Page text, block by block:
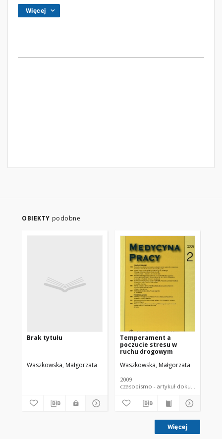
Więcej
OBIEKTY podobne
Brak tytułu
Waszkowska, Małgorzata
Temperament a
poczucie stresu w
ruchu drogowym
Waszkowska, Małgorzata
2009
czasopismo - artykuł
Więcej